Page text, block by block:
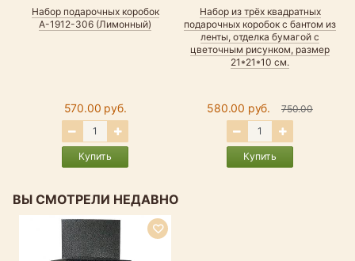
Набор подарочных коробок
А-1912-306 (Лимонный)
570.00 руб.
Купить
Набор из трёх квадратных
подарочных коробок с бантом из
ленты, отделка бумагой с
цветочным рисунком, размер
21*21*10 см.
580.00 руб. 750.00
Купить
ВЫ СМОТРЕЛИ НЕДАВНО